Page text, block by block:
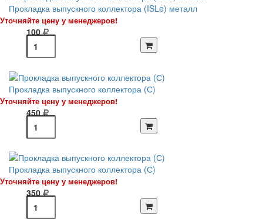
Прокладка выпускного коллектора (ISLe) металл
Уточняйте цену у менеджеров!
100
Прокладка выпускного коллектора (С)
Уточняйте цену у менеджеров!
450
Прокладка выпускного коллектора (С)
Уточняйте цену у менеджеров!
350